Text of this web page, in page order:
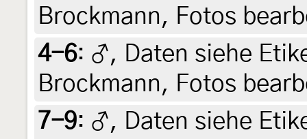
Brockmann, Fotos
4-6: ♂, Daten siehe
Brockmann, Fotos
7-9: ♂, Daten siehe